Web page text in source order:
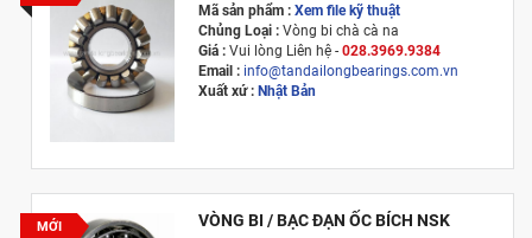
Mã sản phẩm : Xem file kỹ thuật
Chủng Loại : Vòng bi chà cà na
Giá :Vui lòng Liên hệ - 028.3969.9384
Email : info@tandailongbearings.com.vn
Xuất xứ : Nhật Bản
MỚI VÒNG BI / BẠC ĐẠN ỐC BÍCH NSK